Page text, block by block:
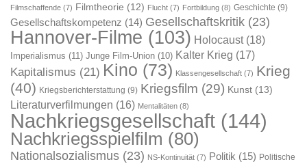
Filmschaffende (7) Filmtheorie (12) Flucht (7) Fortbildung (8) Geschichte (9)
Gesellschaftskompetenz (14) Gesellschaftskritik (23)
Hannover-Filme (103) Holocaust(18)
Imperialismus (11) Junge Film-Union (10) Kalter Krieg (17)
Kapitalismus (21) Kino (73) Klassengesellschaft (7) Krieg
(40) Kriegsberichterstattung (9) Kriegsfilm (29) Kunst (13)
Literaturverfilmungen (16) Mentalitäten (8)
Nachkriegsgesellschaft (144)
Nachkriegsspielfilm (80)
Nationalsozialismus (23) NS-Kontinuität (7) Politik (15) Politische